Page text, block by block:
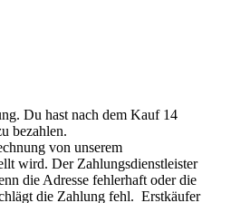
Du hast nach dem Kauf 14
bezahlen.
von unserem
wird. Der Zahlungsdienstleister
die Adresse fehlerhaft oder die
die Zahlung fehl. Erstkäufer